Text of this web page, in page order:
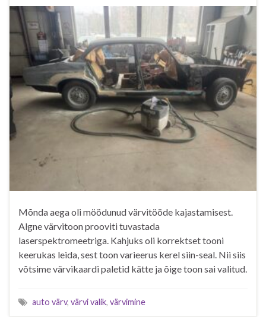
Mõnda aega oli möödunud värvitööde kajastamisest.
Algne värvitoon prooviti tuvastada
laserspektromeetriga. Kahjuks oli korrektset tooni
keerukas leida, sest toon varieerus kerel siin-seal. Nii siis
võtsime värvikaardi paletid kätte ja õige toon sai valitud.
auto värv, värvi valik, värvimine